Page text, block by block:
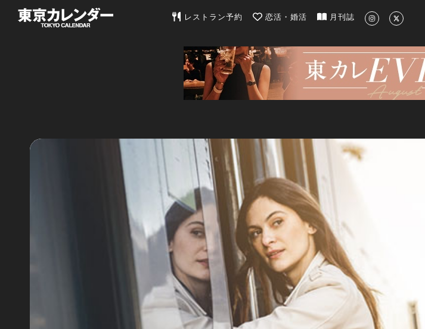
東京カレンダー | 最新のグルメ、洗練されたライフスタイル情報
レストラン予約 恋活・婚活 月刊誌